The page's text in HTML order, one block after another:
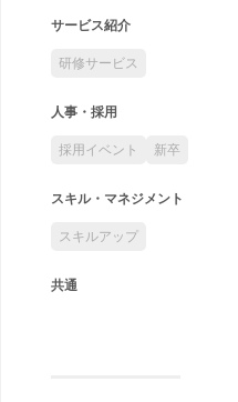
サービス紹介
研修サービス
人事・採用
採用イベント 新卒
スキル・マネジメント
スキルアップ
共通